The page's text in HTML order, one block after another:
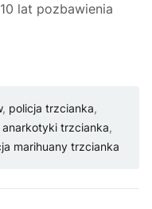
lat pozbawienia
, policja trzcianka,
trzcianka,
marihuany trzcianka